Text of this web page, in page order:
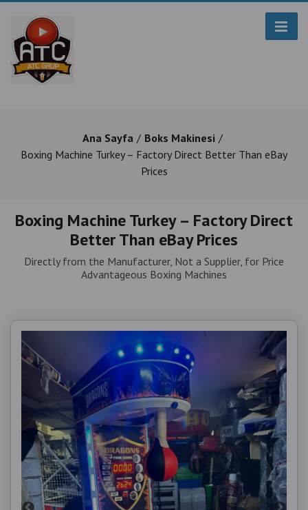
Ana Sayfa
Boks Makinesi
Boxing Machine Turkey – Factory Direct Better Than eBay
Prices
Boxing Machine Turkey – Factory Direct
Better Than eBay Prices
Directly from the Manufacturer, Not a Supplier, for Price
Advantageous Boxing Machines